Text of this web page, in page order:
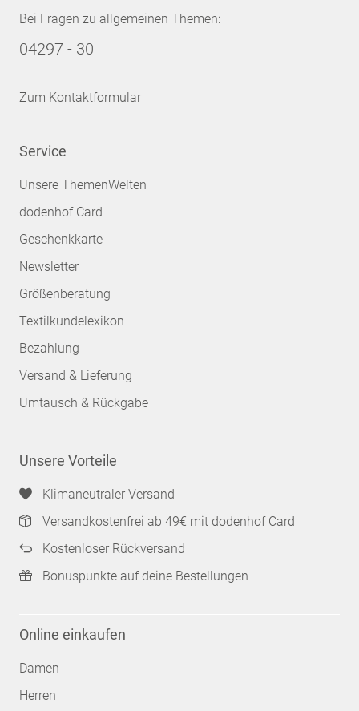
Bei Fragen zu allgemeinen Themen:
04297 - 30
Zum Kontaktformular
Service
Unsere ThemenWelten
dodenhof Card
Geschenkkarte
Newsletter
Größenberatung
Textilkundelexikon
Bezahlung
Versand & Lieferung
Umtausch & Rückgabe
Unsere Vorteile
Klimaneutraler Versand
Versandkostenfrei ab 49€ mit dodenhof Card
Kostenloser Rückversand
Bonuspunkte auf deine Bestellungen
Online einkaufen
Damen
Herren